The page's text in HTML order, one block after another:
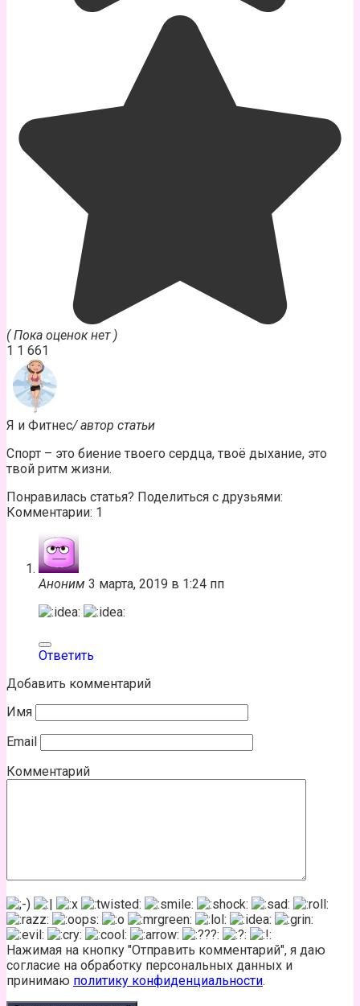
( Пока оценок нет )
1 1 661
Я и Фитнес/ автор статьи
Спорт – это биение твоего сердца, твоё дыхание, это
твой ритм жизни.
Понравилась статья? Поделиться с друзьями:
Комментарии: 1
Аноним 3 марта, 2019 в 1:24 пп
Ответить
Добавить комментарий
Имя
Email
Комментарий
Нажимая на кнопку "Отправить комментарий", я даю
согласие на обработку персональных данных и
принимаю политику конфиденциальности.